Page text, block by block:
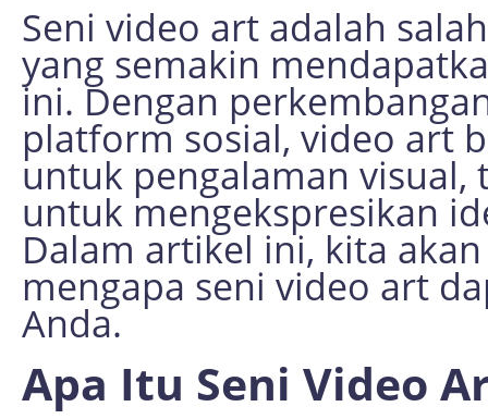
Seni video art adalah
yang semakin
ini. Dengan
platform sosial, video art
untuk pengalaman visual,
untuk mengekspresikan
Dalam artikel ini, kita
mengapa seni video art
Anda.
Apa Itu Seni Video